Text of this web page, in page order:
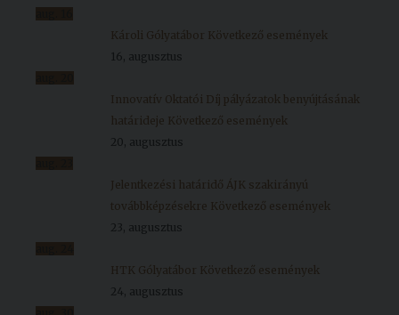
Károli Gólyatábor Következő események
16, augusztus
Innovatív Oktatói Díj pályázatok benyújtásának
határideje Következő események
20, augusztus
Jelentkezési határidő ÁJK szakirányú
továbbképzésekre Következő események
23, augusztus
HTK Gólyatábor Következő események
24, augusztus